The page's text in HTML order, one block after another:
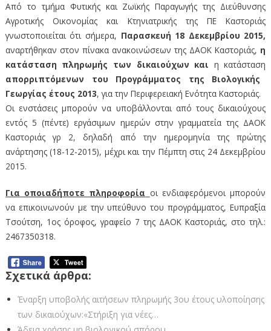
Από το τμήμα Φυτικής και Ζωϊκής Παραγωγής της Διεύθυνσης
Αγροτικής Οικονομίας και Κτηνιατρικής της ΠΕ Καστοριάς
γνωστοποιείται ότι σήμερα, Παρασκευή 18 Δεκεμβρίου 2015,
αναρτήθηκαν στον πίνακα ανακοινώσεων της ΔΑΟΚ Καστοριάς, η
κατάσταση πληρωμής των δικαιούχων και η κατάσταση
απορριπτόμενων του Προγράμματος της Βιολογικής
Γεωργίας έτους 2013, για την Περιφερειακή Ενότητα Καστοριάς.
Οι ενστάσεις μπορούν να υποβάλλονται από τους δικαιούχους
εντός 5 (πέντε) εργάσιμων ημερών στην γραμματεία της ΔΑΟΚ
Καστοριάς γρ 2, δηλαδή από την ημερομηνία της πρώτης
ανάρτησης (18-12-2015), μέχρι και την Πέμπτη στις 24 Δεκεμβρίου
2015.
Για οποιαδήποτε πληροφορία οι ενδιαφερόμενοι μπορούν
να επικοινωνούν με την υπεύθυνο του προγράμματος, Ευπραξία
Τσούτση, 1ος όροφος, γραφείο 7 της ΔΑΟΚ Καστοριάς, στο τηλ.:
2467350318.
Σχετικά άρθρα:
Έναρξη υποβολής αιτήσεων πληρωμής 3ου έτους υλοποίησης
των δικαιούχων:«Στήριξη για νέες…